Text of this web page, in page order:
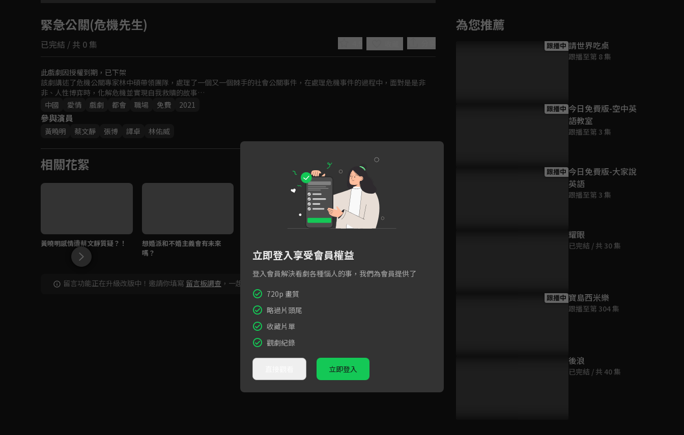
Video
如有不便請見諒
緊急公關(危機先生)
已完結 / 共 0 集
此戲劇因授權到期，已下架
該劇講述了危機公關專家林中碩帶領團隊，處理了一個又一個棘手的社會公關事件，在處理危機事件的過程中，面對是是非
非、人性博弈時，化解危機並實現自我救贖的故事…
中國
愛情 戲劇 都會 職場 免費 2021
參與演員
黃曉明 蔡文靜 張博 譚卓 林佑威
相關花絮
黃曉明感情遭蔡文靜質疑？！
想婚派和不婚主義會有未來
嗎？
彈！
好哭
預告：我對一個人，可是一直
留言功能正在升級改版中！邀請你填寫 留言板調查 ，一起共創新版留言功能！
為您推薦
跟播中 請世界吃桌
跟播至第 8 集
跟播中 今日免費版-空中英
語教室
跟播至第 3 集
跟播中 今日免費版-大家說
英語
跟播至第 3 集
耀眼
已完結 / 共 30 集
跟播中 寶島西米樂
跟播至第 304 集
後浪
已完結 / 共 40 集
立即登入享受會員權益
登入會員解決看劇各種惱人的事，我們為會員提供了
720p 畫質
略過片頭尾
收藏片單
觀劇紀錄
立即登入